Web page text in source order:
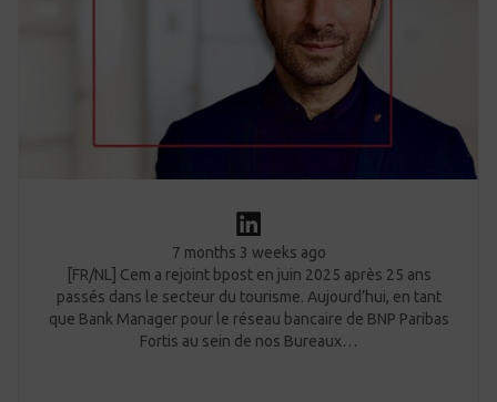
7 months 3 weeks ago
[FR/NL] Cem a rejoint bpost en juin 2025 après 25 ans
passés dans le secteur du tourisme. Aujourd’hui, en tant
que Bank Manager pour le réseau bancaire de BNP Paribas
Fortis au sein de nos Bureaux…